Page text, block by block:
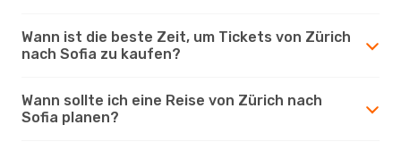
Wann ist die beste Zeit, um Tickets von Zürich
nach Sofia zu kaufen?
Wann sollte ich eine Reise von Zürich nach
Sofia planen?